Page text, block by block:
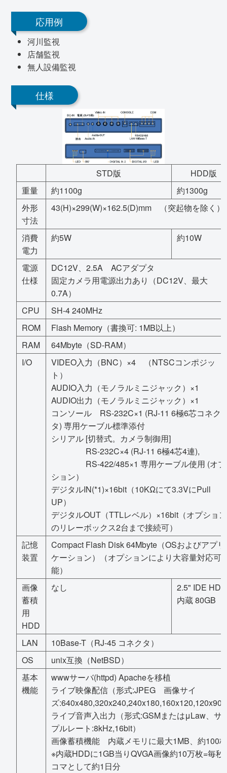
応用例
河川監視
店舗監視
無人設備監視
仕様
STD版
HDD版
重量
約1100g
約1300g
外形
寸法
43(H)×299(W)×162.5(D)mm （突起物を除く）
消費
電力
約5W 約10W
電源
仕様
DC12V、2.5A ACアダプタ
固定カメラ用電源出力あり（DC12V、最大
0.7A）
CPU
SH-4 240MHz
ROM
Flash Memory（書換可: 1MB以上）
RAM
64Mbyte（SD-RAM）
I/O
VIDEO入力（BNC）×4 （NTSCコンポジッ
ト）
AUDIO入力（モノラルミニジャック）×1
AUDIO出力（モノラルミニジャック）×1
コンソール RS-232C×1 (RJ-11 6極6芯コネク
タ) 専用ケーブル標準添付
シリアル [切替式。カメラ制御用]
RS-232C×4 (RJ-11 6極4芯4連),
RS-422/485×1 専用ケーブル使用 (オプ
ション）
デジタルIN(*1)×16bit（10KΩにて3.3VにPull
UP）
デジタルOUT（TTLレベル）×16bit（オプション
のリレーボックス2台まで接続可）
記憶
装置
Compact Flash Disk 64Mbyte（OSおよびアプリ
ケーション）（オプションにより大容量対応可
能）
画像
蓄積
用
HDD
なし
2.5" IDE HDD
内蔵 80GB
LAN
10Base-T（RJ-45 コネクタ）
OS
unix互換（NetBSD）
基本
機能
wwwサーバ(httpd) Apacheを移植
ライブ映像配信（形式:JPEG 画像サイ
ズ:640x480,320x240,240x180,160x120,120x90
ライブ音声入出力（形式:GSMまたはμLaw、サ
プルレート:8kHz,16bit）
画像蓄積機能 内蔵メモリに最大1MB、約100枚
※内蔵HDDに1GB当りQVGA画像約10万枚=毎秒
コマとして約1日分